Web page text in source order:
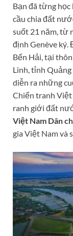
Bạn đã từng học
cầu chia đất
suốt 21 năm, từ
định Genève ký.
Bến Hải, tại
Linh, tỉnh
diễn ra những
Chiến tranh Việt
ranh giới đất
Việt Nam Dân
gia Việt Nam và